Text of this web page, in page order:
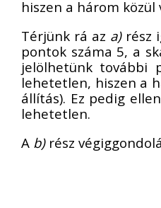
hiszen a három
Térjünk rá az a)rész
pontok száma 5, a
jelölhetünk további
lehetetlen, hiszen a
állítás). Ez pedig
lehetetlen.
A b)rész